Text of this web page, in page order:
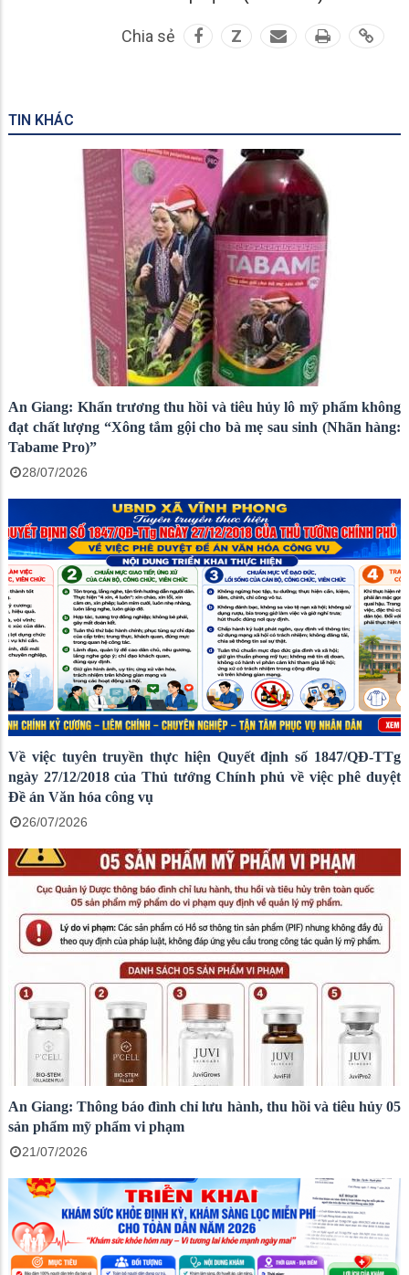
Chia sẻ Z
TIN KHÁC
An Giang: Khẩn trương thu hồi và tiêu hủy lô mỹ phẩm không
đạt chất lượng “Xông tắm gội cho bà mẹ sau sinh (Nhãn hàng:
Tabame Pro)”
28/07/2026
Về việc tuyên truyền thực hiện Quyết định số 1847/QĐ-TTg
ngày 27/12/2018 của Thủ tướng Chính phủ về việc phê duyệt
Đề án Văn hóa công vụ
26/07/2026
An Giang: Thông báo đình chỉ lưu hành, thu hồi và tiêu hủy 05
sản phẩm mỹ phẩm vi phạm
21/07/2026